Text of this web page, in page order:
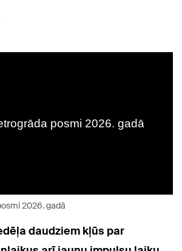
2026. gadā
daudziem kļūs par